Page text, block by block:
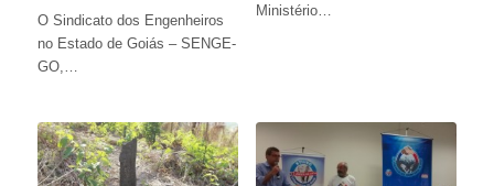
O Sindicato dos Engenheiros
no Estado de Goiás – SENGE-
GO,…
Ministério…